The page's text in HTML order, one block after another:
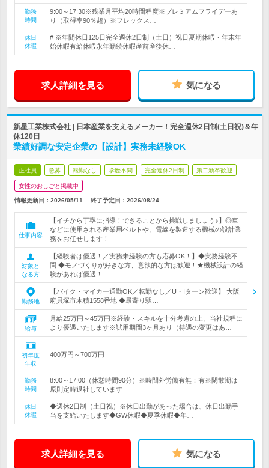
勤務
時間
9:00～17:30※残業月平均20時間程度※プレミアムフライデーあ
り（取得率90％超）※フレックス…
休日
休暇
# ※年間休日125日完全週休2日制（土日）祝日夏期休暇・年末年
始休暇有給休暇永年勤続休暇産前産後休…
求人詳細を見る 気になる
新星工業株式会社 | 日本産業を支えるメーカー！完全週休2日制(土日祝)＆年
休120日
業績好調な安定企業の【設計】実務未経験OK
正社員 急募 転勤なし 学歴不問 完全週休2日制 第二新卒歓迎
女性のおしごと掲載中
情報更新日：2026/05/11 終了予定日： 2026/08/24
仕事内容
【イチから丁寧に指導！できることから挑戦しましょう♪】◎車
などに使用される産業用ベルトや、電線を製造する機械の設計業
務をお任せします！
対象と
なる方
【経験者は優遇！／実務未経験の方も応募OK！】◆実務経験不
問 ◆モノづくりが好きな方、意欲的な方は歓迎！★機械設計の経
験があれば優遇！
勤務地
【バイク・マイカー通勤OK／転勤なし／U・Iターン歓迎】 大阪
府貝塚市木積1558番地 ◆最寄り駅…
給与
月給25万円～45万円※経験・スキルを十分考慮の上、当社規程に
より優遇いたします※試用期間3ヶ月あり（待遇の変更はあ…
初年度
年収
400万円～700万円
勤務
時間
8:00～17:00（休憩時間90分）※時間外労働有無：有※閑散期は
原則定時退社しています
休日
休暇
◆週休2日制（土日祝）※休日出勤があった場合は、休日出勤手
当を支給いたします◆GW休暇◆夏季休暇◆年…
求人詳細を見る 気になる